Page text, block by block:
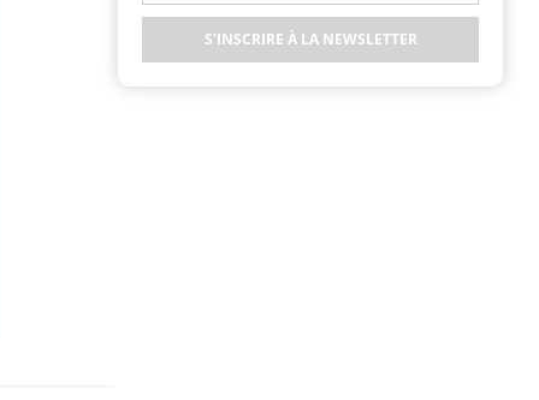
S'INSCRIRE À LA NEWSLETTER